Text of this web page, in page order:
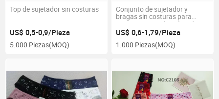
Top de sujetador sin costuras
US$ 0,5-0,9/Pieza
5.000 Piezas(MOQ)
Conjunto de sujetador y
bragas sin costuras para
mujeres; sujetador cómodo,
bragas tipo tanga, top corto
para chicas adolescentes,
ropa interior, tanga, talla
US$ 0,6-1,79/Pieza
1.000 Piezas(MOQ)